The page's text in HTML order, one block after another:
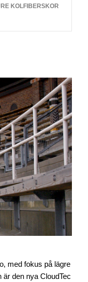
KOLFIBERSKOR
med fokus på lägre
den nya CloudTec